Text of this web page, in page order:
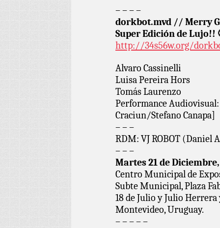
– – – –
dorkbot.mvd // Merry
Super Edición de Lujo!!
http://34s56w.org/
Alvaro Cassinelli
Luisa Pereira Hors
Tomás Laurenzo
Performance
Craciun/Stefano Canapa]
– – –
RDM: VJ ROBOT (Daniel
– – –
Martes 21 de
Centro Municipal de
Subte Municipal, Plaza
18 de Julio y Julio Herrera
Montevideo, Uruguay.
– – – – –